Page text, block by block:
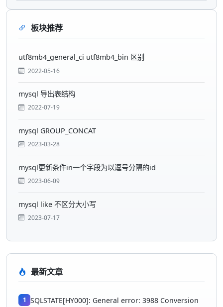
板块推荐
utf8mb4_general_ci utf8mb4_bin 区别
2022-05-16
mysql 导出表结构
2022-07-19
mysql GROUP_CONCAT
2023-03-28
mysql更新条件in一个字段为以逗号分隔的id
2023-06-09
mysql like 不区分大小写
2023-07-17
最新文章
1 SQLSTATE[HY000]: General error: 3988 Conversion